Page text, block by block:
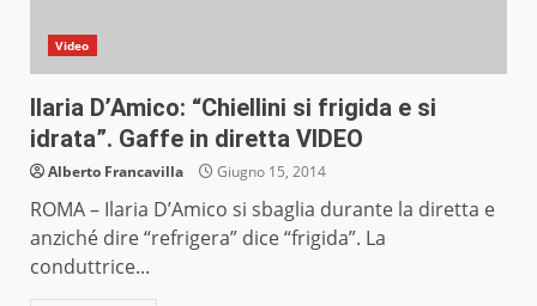
Video
Ilaria D’Amico: “Chiellini si frigida e si
idrata”. Gaffe in diretta VIDEO
Alberto Francavilla Giugno 15, 2014
ROMA – Ilaria D’Amico si sbaglia durante la diretta e
anziché dire “refrigera” dice “frigida”. La
conduttrice...